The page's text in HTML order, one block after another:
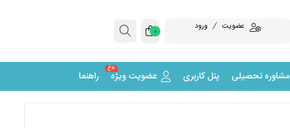
عضویت ورود 0
مشاوره تحصیلی پنل کاربری عضویت ویژه
داغ
راهنما